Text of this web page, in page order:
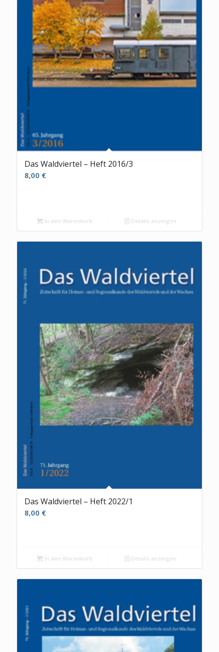
Das Waldviertel – Heft 2016/3
8,00 €
In den Warenkorb Details anzeigen
Das Waldviertel – Heft 2022/1
8,00 €
In den Warenkorb Details anzeigen